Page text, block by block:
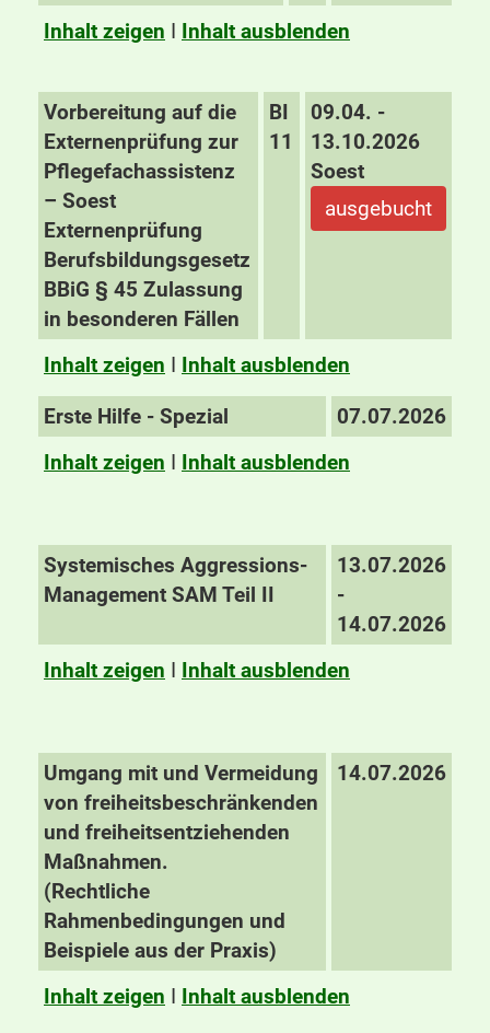
Inhalt zeigen I Inhalt ausblenden
Vorbereitung auf die
Externenprüfung zur
Pflegefachassistenz
– Soest
Externenprüfung
Berufsbildungsgesetz
BBiG § 45 Zulassung
in besonderen Fällen
BI
11
09.04. -
13.10.2026
Soest
ausgebucht
Inhalt zeigen I Inhalt ausblenden
Erste Hilfe - Spezial
07.07.2026
Inhalt zeigen I Inhalt ausblenden
Systemisches Aggressions-
Management SAM Teil II
13.07.2026
-
14.07.2026
Inhalt zeigen I Inhalt ausblenden
Umgang mit und Vermeidung
von freiheitsbeschränkenden
und freiheitsentziehenden
Maßnahmen.
(Rechtliche
Rahmenbedingungen und
Beispiele aus der Praxis)
14.07.2026
Inhalt zeigen I Inhalt ausblenden